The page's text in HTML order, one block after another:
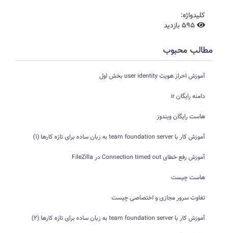
کلیدواژه:
595 بازدید
مطالب محبوب
آموزش احراز هویت user identity بخش اول
دامنه رایگان ir
هاست رایگان ویندوز
آموزش کار با team foundation server به زبان ساده برای تازه کارها (1)
آموزش رفع خطای Connection timed out در FileZilla
هاست چیست
تفاوت سرور مجازی و اختصاصی چیست
آموزش کار با team foundation server به زبان ساده برای تازه کارها (2)